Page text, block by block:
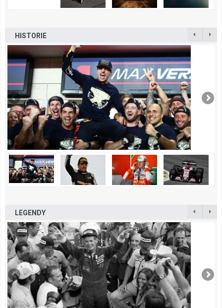
HISTORIE
LEGENDY